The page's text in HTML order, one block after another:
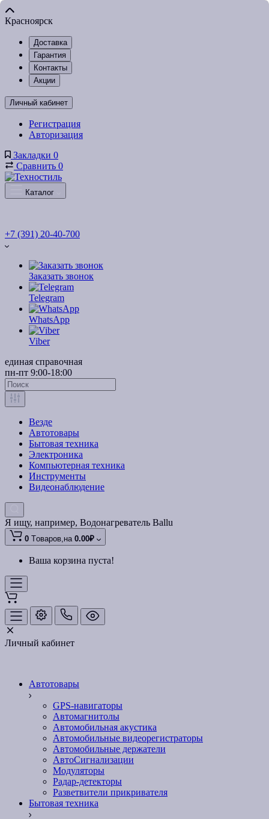
Красноярск
Доставка
Гарантия
Контакты
Акции
Личный кабинет
Регистрация
Авторизация
Закладки 0
Сравнить 0
Каталог
+7 (391) 20-40-700
Заказать звонок
Telegram
WhatsApp
Viber
единая справочная
пн-пт 9:00-18:00
Везде
Автотовары
Бытовая техника
Электроника
Компьютерная техника
Инструменты
Видеонаблюдение
Я ищу, например, Водонагреватель Ballu
0 Tоваров,на 0.00₽
Ваша корзина пуста!
Личный кабинет
Автотовары
GPS-навигаторы
Автомагнитолы
Автомобильная акустика
Автомобильные видеорегистраторы
Автомобильные держатели
АвтоСигнализации
Модуляторы
Радар-детекторы
Разветвители прикривателя
Бытовая техника